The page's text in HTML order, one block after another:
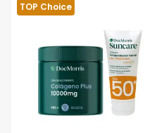
TOP Choice